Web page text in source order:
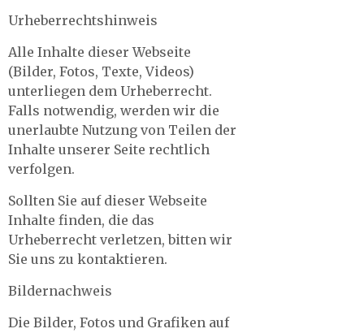
Urheberrechtshinweis
Alle Inhalte dieser Webseite
(Bilder, Fotos, Texte, Videos)
unterliegen dem Urheberrecht.
Falls notwendig, werden wir die
unerlaubte Nutzung von Teilen der
Inhalte unserer Seite rechtlich
verfolgen.
Sollten Sie auf dieser Webseite
Inhalte finden, die das
Urheberrecht verletzen, bitten wir
Sie uns zu kontaktieren.
Bildernachweis
Die Bilder, Fotos und Grafiken auf